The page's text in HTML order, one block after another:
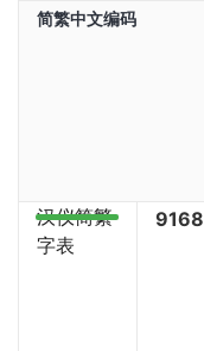
简繁中文编码
汉仪简繁
字表
9168